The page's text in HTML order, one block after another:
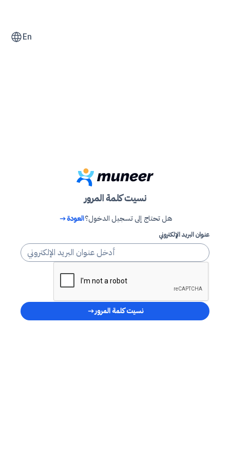
En
نسيت كلمة المرور
هل تحتاج إلى تسجيل الدخول؟العودة
عنوان البريد الإلكتروني
نسيت كلمة المرور